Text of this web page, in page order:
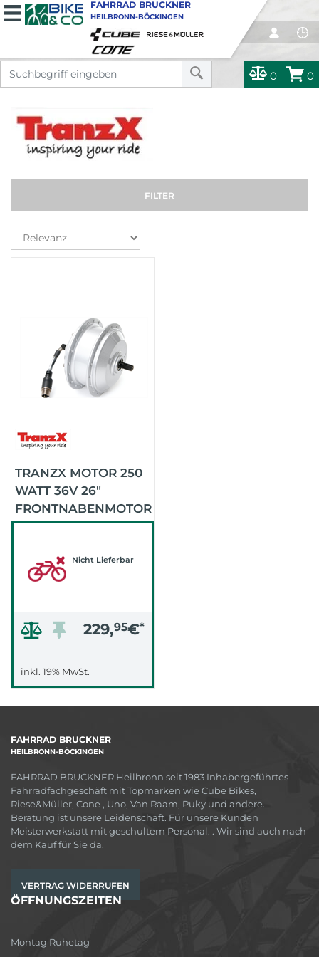
0 0
FAHRRAD BRUCKNER
HEILBRONN-BÖCKINGEN
FILTER
TRANZX MOTOR 250
WATT 36V 26"
FRONTNABENMOTOR
(.)
Nicht Lieferbar
229,95€*
inkl. 19% MwSt.
FAHRRAD BRUCKNER
HEILBRONN-BÖCKINGEN
FAHRRAD BRUCKNER Heilbronn seit 1983 Inhabergeführtes
Fahrradfachgeschäft mit Topmarken wie Cube Bikes,
Riese&Müller, Cone , Uno, Van Raam, Puky und andere.
Beratung ist unsere Leidenschaft. Für unsere Kunden
Meisterwerkstatt mit geschultem Personal. . Wir sind auch nach
dem Kauf für Sie da.
VERTRAG WIDERRUFEN
ÖFFNUNGSZEITEN
Montag Ruhetag